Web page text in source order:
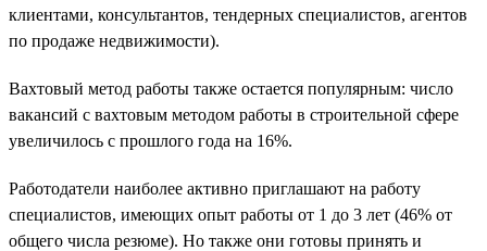
клиентами, консультантов, тендерных специалистов, агентов
по продаже недвижимости).
Вахтовый метод работы также остается популярным: число
вакансий с вахтовым методом работы в строительной сфере
увеличилось с прошлого года на 16%.
Работодатели наиболее активно приглашают на работу
специалистов, имеющих опыт работы от 1 до 3 лет (46% от
общего числа резюме). Но также они готовы принять и